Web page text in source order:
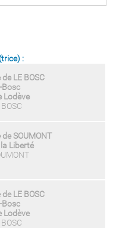
:
LE BOSC
Bosc
Lodève
de SOUMONT
Liberté
LE BOSC
Bosc
Lodève